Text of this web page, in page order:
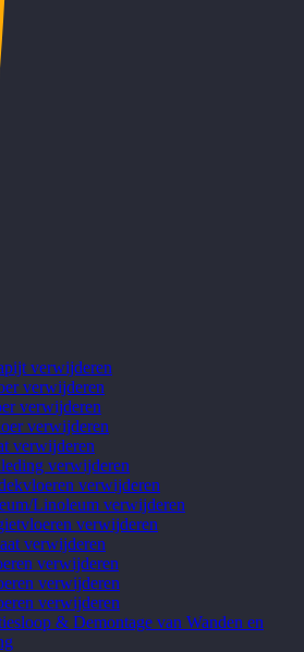
verwijderen
verwijderen
verwijderen
verwijderen
verwijderen
verwijderen
verwijderen
Linoleum verwijderen
verwijderen
verwijderen
verwijderen
verwijderen
verwijderen
& Demontage van Wanden en